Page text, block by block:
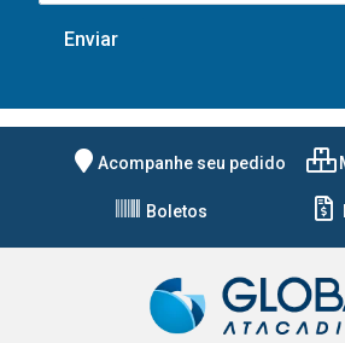
Acompanhe seu pedido
Boletos